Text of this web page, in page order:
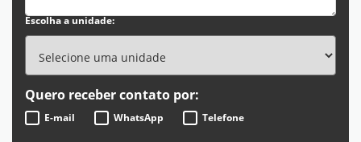
Escolha a unidade:
Quero receber contato por:
E-mail WhatsApp Telefone